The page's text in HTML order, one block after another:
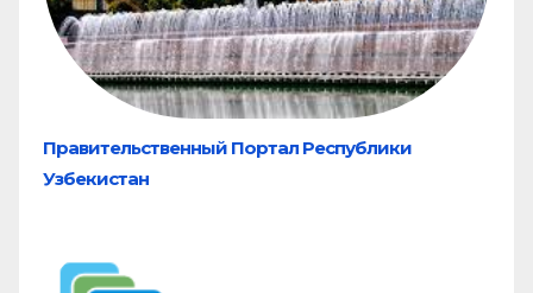
Правительственный Портал Республики
Узбекистан